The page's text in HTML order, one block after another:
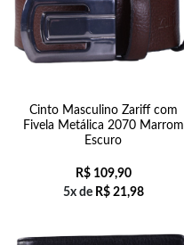
Cinto Masculino Zariff com
Fivela Metálica 2070 Marrom
Escuro
R$109,90
5x de R$21,98